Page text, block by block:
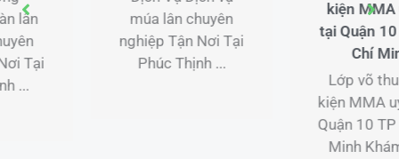
kiện MMA uy tín
tại Quận 10 TP Hồ
Chí Minh
sư rồng chuyên
nghiệp Tận Nơi Tại